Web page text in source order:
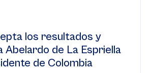
los resultados y
Abelardo de La Espriella
de Colombia